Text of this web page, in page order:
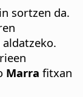
sortzen da.
Marra fitxan